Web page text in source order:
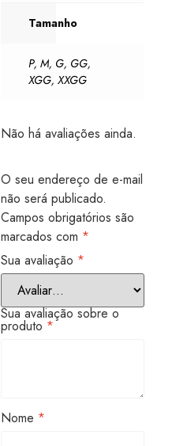
Tamanho
P,M, G, GG,
XGG,XXGG
Não há avaliações ainda.
O seu endereço de e-mail
não será publicado.
Campos obrigatórios são
marcados com *
Sua avaliação *
Sua avaliação sobre o
produto *
Nome *